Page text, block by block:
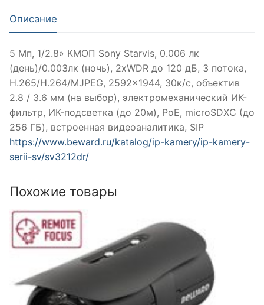
Описание
5 Мп, 1/2.8» КМОП Sony Starvis, 0.006 лк
(день)/0.003лк (ночь), 2xWDR до 120 дБ, 3 потока,
H.265/H.264/MJPEG, 2592×1944, 30к/c, объектив
2.8 / 3.6 мм (на выбор), электромеханический ИК-
фильтр, ИК-подсветка (до 20м), PoE, microSDXC (до
256 ГБ), встроенная видеоаналитика, SIP
https://www.beward.ru/katalog/ip-kamery/ip-kamery-
serii-sv/sv3212dr/
Похожие товары